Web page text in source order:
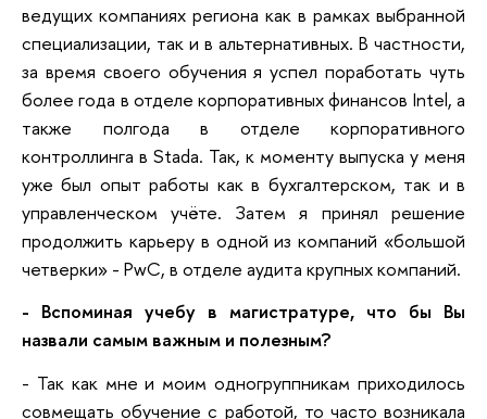
ведущих компаниях региона как в рамках выбранной
специализации, так и в альтернативных. В частности,
за время своего обучения я успел поработать чуть
более года в отделе корпоративных финансов Intel, а
также полгода в отделе корпоративного
контроллинга в Stada. Так, к моменту выпуска у меня
уже был опыт работы как в бухгалтерском, так и в
управленческом учёте. Затем я принял решение
продолжить карьеру в одной из компаний «большой
четверки» - PwC, в отделе аудита крупных компаний.
- Вспоминая учебу в магистратуре, что бы Вы
назвали самым важным и полезным?
- Так как мне и моим одногруппникам приходилось
совмещать обучение с работой, то часто возникала